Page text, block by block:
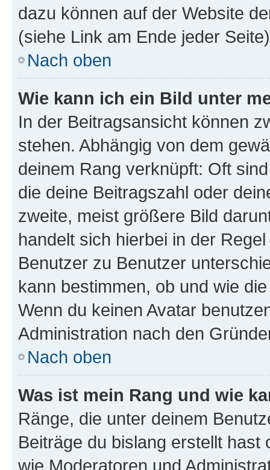
dazu können auf der Website
(siehe Link am Ende jeder
Nach oben
Wie kann ich ein Bild unter
In der Beitragsansicht können
stehen. Abhängig von dem
deinem Rang verknüpft: Oft
die deine Beitragszahl oder
zweite, meist größere Bild
handelt sich hierbei in der
Benutzer zu Benutzer
kann bestimmen, ob und wie
Wenn du keinen Avatar
Administration nach den
Nach oben
Was ist mein Rang und wie
Ränge, die unter deinem
Beiträge du bislang erstellt
wie Moderatoren und